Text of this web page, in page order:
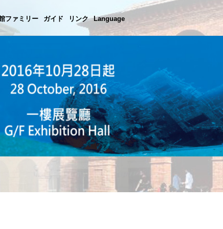
ファミリー ガイド リンク Language